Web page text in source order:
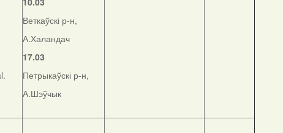
Веткаўскі р-н,
А.Халандач
17.03
Петрыкаўскі р-н,
А.Шэўчык